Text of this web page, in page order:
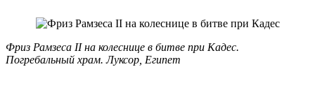
Фриз Рамзеса II на колеснице в битве при Кадес.
Погребальный храм. Луксор, Египет